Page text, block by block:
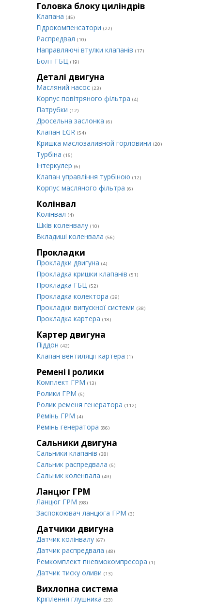
Головка блоку циліндрів
Клапана (45)
Гідрокомпенсатори (22)
Распредвал (10)
Направляючі втулки клапанів (17)
Болт ГБЦ (19)
Деталі двигуна
Масляний насос (23)
Корпус повітряного фільтра (4)
Патрубки (12)
Дросельна заслонка (6)
Клапан EGR (54)
Кришка маслозаливной горловини (20)
Турбіна (15)
Інтеркулер (6)
Клапан управління турбіною (12)
Корпус масляного фільтра (6)
Колінвал
Колінвал (4)
Шків коленвалу (10)
Вкладиші коленвала (56)
Прокладки
Прокладки двигуна (4)
Прокладка кришки клапанів (51)
Прокладка ГБЦ (52)
Прокладка колектора (39)
Прокладки випускної системи (38)
Прокладка картера (18)
Картер двигуна
Піддон (42)
Клапан вентиляції картера (1)
Ремені і ролики
Комплект ГРМ (13)
Ролики ГРМ (5)
Ролик ременя генератора (112)
Ремінь ГРМ (4)
Ремінь генератора (86)
Сальники двигуна
Сальники клапанів (38)
Сальник распредвала (5)
Сальник коленвала (49)
Ланцюг ГРМ
Ланцюг ГРМ (98)
Заспокоювач ланцюга ГРМ (3)
Датчики двигуна
Датчик колінвалу (67)
Датчик распредвала (48)
Ремкомплект пневмокомпресора (1)
Датчик тиску оливи (13)
Вихлопна система
Кріплення глушника (23)